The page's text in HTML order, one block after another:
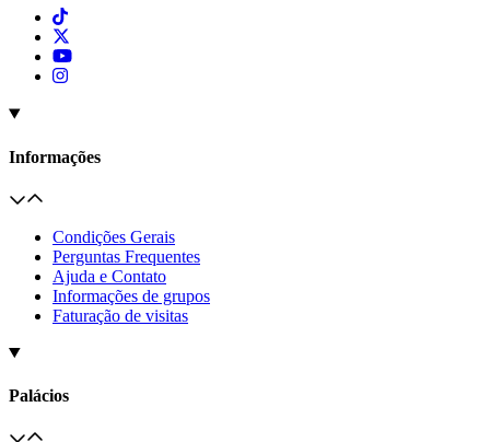
Informações
Condições Gerais
Perguntas Frequentes
Ajuda e Contato
Informações de grupos
Faturação de visitas
Palácios